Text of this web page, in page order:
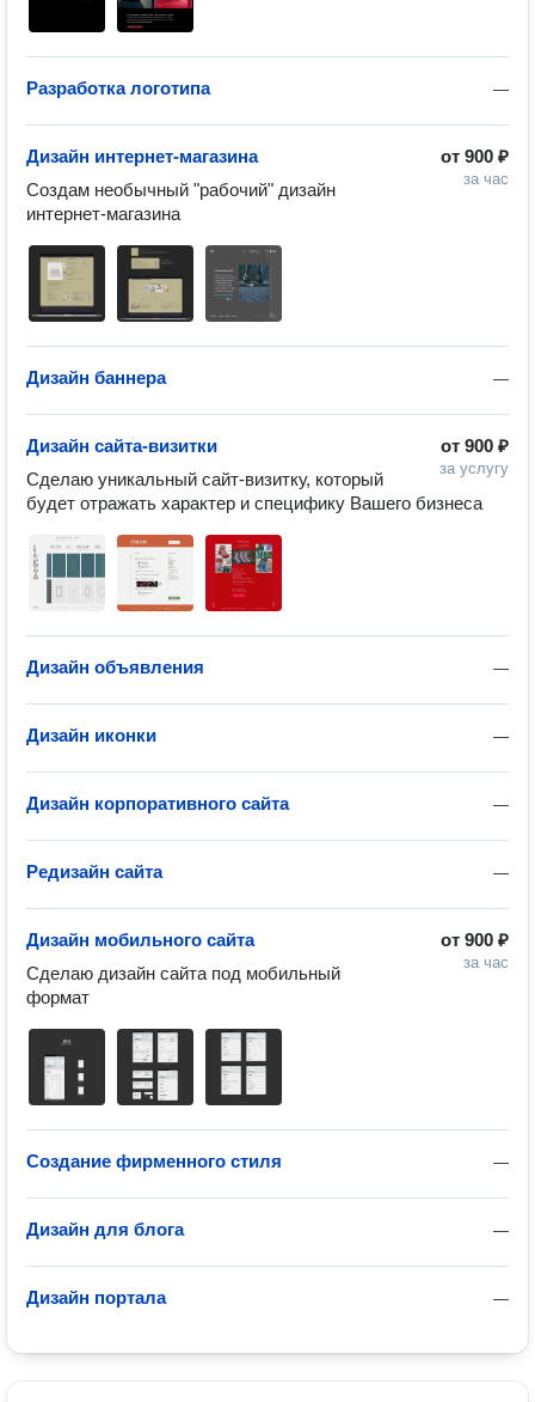
—
Разработка логотипа
от 900 ₽
за час
Дизайн интернет-магазина
Создам необычный "рабочий" дизайн
интернет-магазина
—
Дизайн баннера
от 900 ₽
за услугу
Дизайн сайта-визитки
Сделаю уникальный сайт-визитку, который
будет отражать характер и специфику Вашего бизнеса
—
Дизайн объявления
—
Дизайн иконки
—
Дизайн корпоративного сайта
—
Редизайн сайта
от 900 ₽
за час
Дизайн мобильного сайта
Сделаю дизайн сайта под мобильный
формат
—
Создание фирменного стиля
—
Дизайн для блога
—
Дизайн портала